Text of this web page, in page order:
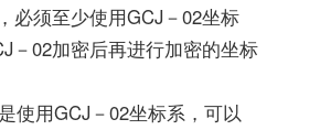
必须至少使用GCJ－02坐标
－02加密后再进行加密的坐标
使用GCJ－02坐标系，可以